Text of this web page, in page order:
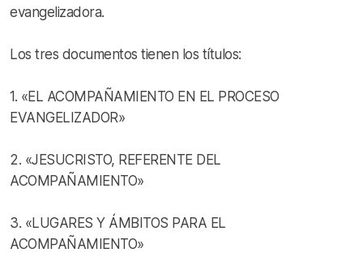
evangelizadora.
Los tres documentos tienen los títulos:
1. «EL ACOMPAÑAMIENTO EN EL PROCESO
EVANGELIZADOR»
2. «JESUCRISTO, REFERENTE DEL
ACOMPAÑAMIENTO»
3. «LUGARES Y ÁMBITOS PARA EL
ACOMPAÑAMIENTO»